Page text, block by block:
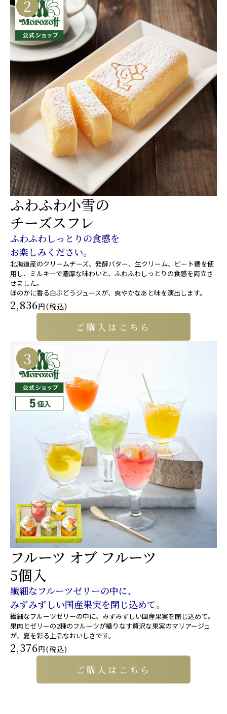
2
ふわふわ小雪の
チーズスフレ
ふわふわしっとりの食感を
お楽しみください。
北海道産のクリームチーズ、発酵バター、生クリーム、ビート糖を使
用し、ミルキーで濃厚な味わいと、ふわふわしっとりの食感を両立さ
せました。
ほのかに香る白ぶどうジュースが、爽やかなあと味を演出します。
2,836円(税込)
ご購入はこちら
3
フルーツ オブ フルーツ
5個入
繊細なフルーツゼリーの中に、
みずみずしい国産果実を閉じ込めて。
繊細なフルーツゼリーの中に、みずみずしい国産果実を閉じ込めて。
果肉とゼリーの2種のフルーツが織りなす贅沢な果実のマリアージュ
が、夏を彩る上品なおいしさです。
2,376円(税込)
ご購入はこちら